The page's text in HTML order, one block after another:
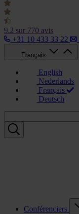
9.2 sur 770 avis
+31 10 433 33 22
Français
English
Nederlands
Français
Deutsch
Conférenciers